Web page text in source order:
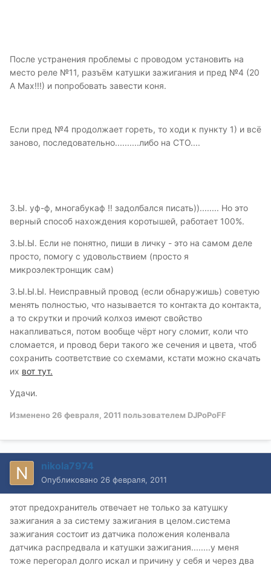
После устранения проблемы с проводом установить на
место реле №11, разъём катушки зажигания и пред №4 (20
А Мах!!!) и попробовать завести коня.
Если пред №4 продолжает гореть, то ходи к пункту 1) и всё
заново, последовательно..........либо на СТО....
З.Ы. уф-ф, многабукаф !! задолбался писать))........ Но это
верный способ нахождения коротышей, работает 100%.
З.Ы.Ы. Если не понятно, пиши в личку - это на самом деле
просто, помогу с удовольствием (просто я
микроэлектронщик сам)
З.Ы.Ы.Ы. Неисправный провод (если обнаружишь) советую
менять полностью, что называется то контакта до контакта,
а то скрутки и прочий колхоз имеют свойство
накапливаться, потом вообще чёрт ногу сломит, коли что
сломается, и провод бери такого же сечения и цвета, чтоб
сохранить соответствие со схемами, кстати можно скачать
их вот тут.
Удачи.
Изменено 26 февраля, 2011 пользователем DJPoPoFF
nikola7974
Опубликовано 26 февраля, 2011
этот предохранитель отвечает не только за катушку
зажигания а за систему зажигания в целом.система
зажигания состоит из датчика положения коленвала
датчика распредвала и катушки зажигания........у меня
тоже перегорал долго искал и причину у себя и через два